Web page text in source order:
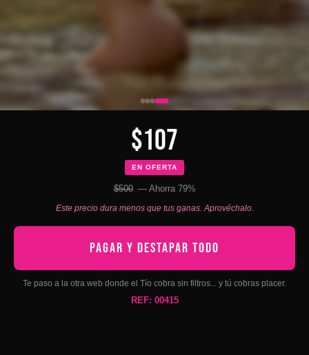
$107
EN OFERTA
$500 — Ahorra 79%
Este precio dura menos que tus ganas. Aprovéchalo.
PAGAR Y DESTAPAR TODO
Te paso a la otra web donde el Tío cobra sin filtros... y tú cobras placer.
REF: 00415